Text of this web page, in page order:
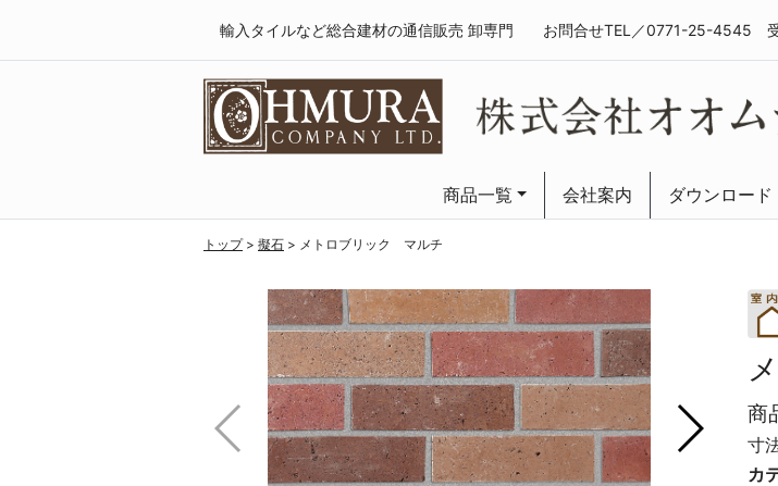
輸入タイルなど総合建材の通信販売 卸専門 お問合せTEL／0771-25-4545
商品一覧 会社案内 ダウンロード
トップ> 擬石 > メトロブリック マルチ
商
寸
カ